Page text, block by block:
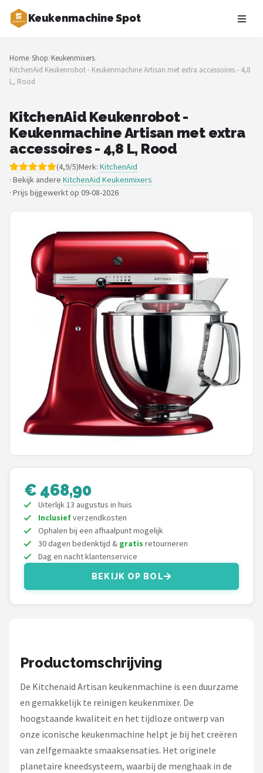
Keukenmachine Spot
Zoeken
NAVIGATIE
Shop
Merken
Blog
MasterChef
Restaurants
Staafmixers
Juicers
POPULAIRE MERKEN
Kenwood
Moulinex
KitchenAid
Bardi
Bartscher
Nutribullet
KitchenBrothers
Home/Shop/Keukenmixers/
KitchenAid Keukenrobot - Keukenmachine Artisan met extra accessoires - 4,8
L, Rood
KitchenAid Keukenrobot -
Keukenmachine Artisan met extra
accessoires - 4,8 L, Rood
(4,9/5)Merk: KitchenAid
· Bekijk andere KitchenAid Keukenmixers
· Prijs bijgewerkt op 09-08-2026
€ 468,90
Uiterlijk 13 augustus in huis
Inclusiefverzendkosten
Ophalen bij een afhaalpunt mogelijk
30 dagen bedenktijd & gratis retourneren
Dag en nacht klantenservice
BEKIJK OP BOL
Productomschrijving
De Kitchenaid Artisan keukenmachine is een duurzame
en gemakkelijk te reinigen keukenmixer. De
hoogstaande kwaliteit en het tijdloze ontwerp van
onze iconische keukenmachine helpt je bij het creëren
van zelfgemaakte smaaksensaties. Het originele
planetaire kneedsysteem, waarbij de menghaak in de